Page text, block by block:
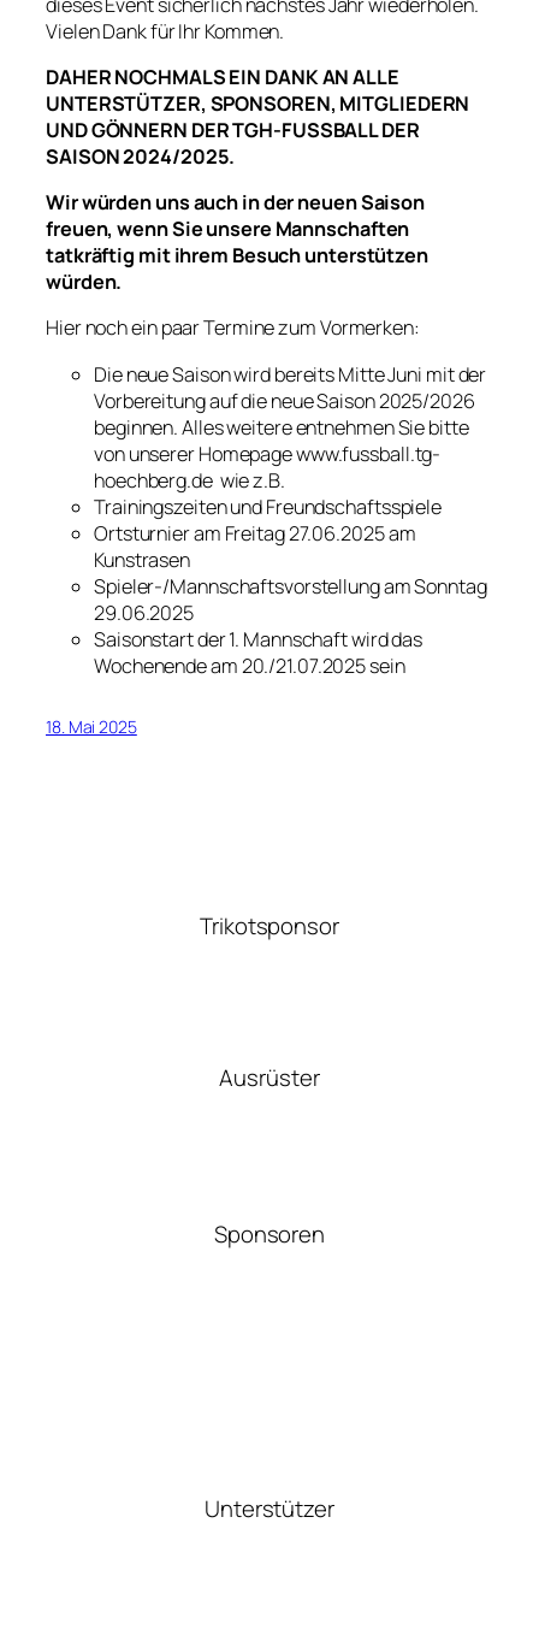
Vielen Dank für Ihr Kommen.
DAHER NOCHMALS EIN DANK AN ALLE
UNTERSTÜTZER, SPONSOREN, MITGLIEDERN
UND GÖNNERN DER TGH-FUSSBALL DER
SAISON 2024/2025.
Wir würden uns auch in der neuen Saison
freuen, wenn Sie unsere Mannschaften
tatkräftig mit ihrem Besuch unterstützen
würden.
Hier noch ein paar Termine zum Vormerken:
Die neue Saison wird bereits Mitte Juni mit der
Vorbereitung auf die neue Saison 2025/2026
beginnen. Alles weitere entnehmen Sie bitte
von unserer Homepage www.fussball.tg-
hoechberg.de wie z.B.
Trainingszeiten und Freundschaftsspiele
Ortsturnier am Freitag 27.06.2025 am
Kunstrasen
Spieler-/Mannschaftsvorstellung am Sonntag
29.06.2025
Saisonstart der 1. Mannschaft wird das
Wochenende am 20./21.07.2025 sein
18. Mai 2025
Trikotsponsor
Ausrüster
Sponsoren
Unterstützer